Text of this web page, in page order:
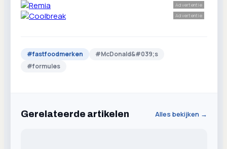
Advertentie
Advertentie
#fastfoodmerken #McDonald&#039;s
#formules
Gerelateerde artikelen Alles bekijken →